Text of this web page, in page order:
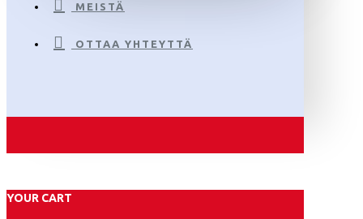
MEISTÄ
OTTAA YHTEYTTÄ
YOUR CART